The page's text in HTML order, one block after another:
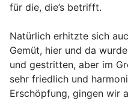
für die, die’s betrifft.
Natürlich erhitzte sich
Gemüt, hier und da
und gestritten, aber im
sehr friedlich und
Erschöpfung, gingen wir